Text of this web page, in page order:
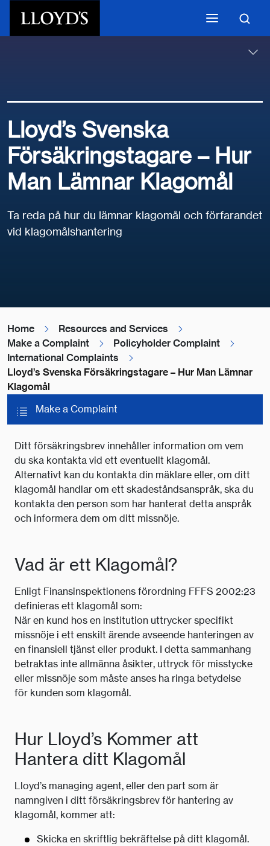
Lloyd’s Svenska
Försäkringstagare – Hur
Man Lämnar Klagomål
Ta reda på hur du lämnar klagomål och förfarandet
vid klagomålshantering
Home
Resources and Services
Make a Complaint
Policyholder Complaint
International Complaints
Lloyd’s Svenska Försäkringstagare – Hur Man Lämnar
Klagomål
Make a Complaint
Ditt försäkringsbrev innehåller information om vem
du ska kontakta vid ett eventuellt klagomål.
Alternativt kan du kontakta din mäklare eller, om ditt
klagomål handlar om ett skadeståndsanspråk, ska du
kontakta den person som har hanterat detta anspråk
och informera dem om ditt missnöje.
Vad är ett Klagomål?
Enligt Finansinspektionens förordning FFFS 2002:23
definieras ett klagomål som:
När en kund hos en institution uttrycker specifikt
missnöje i ett enskilt ärende avseende hanteringen av
en finansiell tjänst eller produkt. I detta sammanhang
betraktas inte allmänna åsikter, uttryck för misstycke
eller missnöje som måste anses ha ringa betydelse
för kunden som klagomål.
Hur Lloyd’s Kommer att
Hantera ditt Klagomål
Lloyd’s managing agent, eller den part som är
namngiven i ditt försäkringsbrev för hantering av
klagomål, kommer att:
Skicka en skriftlig bekräftelse på ditt klagomål.